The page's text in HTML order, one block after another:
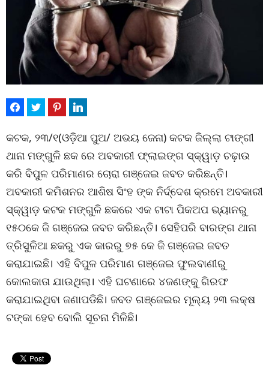
କଟକ, ୨୩/୧(ଓଡ଼ିଆ ପୁଅ/ ଅଭୟ ଜେନା) କଟକ ଜିଲ୍ଲା ଟାଙ୍ଗୀ
ଥାନା ମଙ୍ଗୁଳି ଛକ ରେ ଅବକାରୀ ଫ୍ଲାଇଙ୍ଗ ସ୍କ୍ୱାଡ଼ ଚଢ଼ାଉ
କରି ବିପୁଳ ପରିମାଣର ଚୋରା ଗଞ୍ଜେଇ ଜବତ କରିଛନ୍ତି।
ଅବକାରୀ କମିଶନର ଆଶିଷ ସିଂହ ଙ୍କ ନିର୍ଦ୍ଦେଶ କ୍ରମେ ଅବକାରୀ
ସ୍କ୍ୱାଡ଼ କଟକ ମଙ୍ଗୁଳି ଛକରେ ଏକ ଟାଟା ପିକଅପ ଭ୍ୟାନରୁ
୧୫୦କେ ଜି ଗଞ୍ଜେଇ ଜବତ କରିଛନ୍ତି। ସେହିପରି ବାରଙ୍ଗ ଥାନା
ତ୍ରିସୁଳିଆ ଛକରୁ ଏକ କାରରୁ ୭୫ କେ ଜି ଗଞ୍ଜେଇ ଜବତ
କରାଯାଇଛି। ଏହି ବିପୁଳ ପରିମାଣ ଗଞ୍ଜେଇ ଫୁଲବାଣୀରୁ
କୋଲକାତା ଯାଉଥିଲା। ଏହି ଘଟଣାରେ ୪ଜଣଙ୍କୁ ଗିରଫ
କରାଯାଇଥିବା ଜଣାପଡିଛି। ଜବତ ଗଞ୍ଜେଇର ମୂଲ୍ୟ ୨୩ ଲକ୍ଷ
ଟଙ୍କା ହେବ ବୋଲି ସୂଚନା ମିଳିଛି।